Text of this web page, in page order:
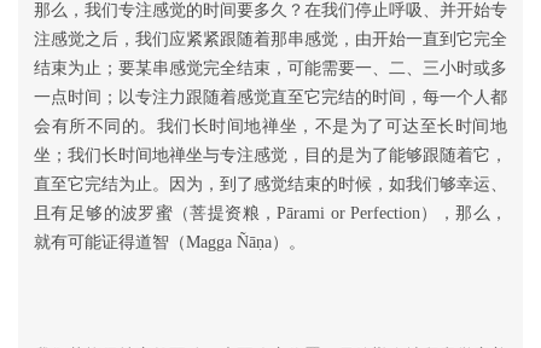
那么，我们专注感觉的时间要多久？在我们停止呼吸、并开始专
注感觉之后，我们应紧紧跟随着那串感觉，由开始一直到它完全
结束为止；要某串感觉完全结束，可能需要一、二、三小时或多
一点时间；以专注力跟随着感觉直至它完结的时间，每一个人都
会有所不同的。我们长时间地禅坐，不是为了可达至长时间地
坐；我们长时间地禅坐与专注感觉，目的是为了能够跟随着它，
直至它完结为止。因为，到了感觉结束的时候，如我们够幸运、
且有足够的波罗蜜（菩提资粮，Pārami or Perfection），那么，
就有可能证得道智（Magga Ñāṇa）。